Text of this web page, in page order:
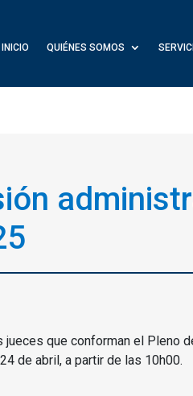
INICIO QUIÉNES SOMOS
jueces que conforman el Pleno
de abril, a partir de las 10h00.